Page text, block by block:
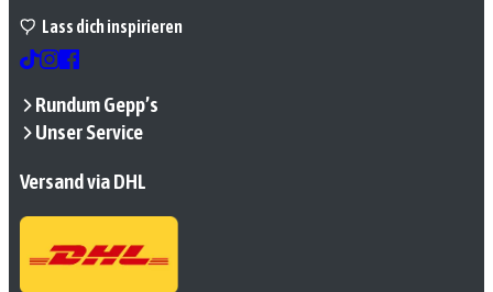
Lass dich inspirieren
Rundum Gepp’s
Unser Service
Versand via DHL